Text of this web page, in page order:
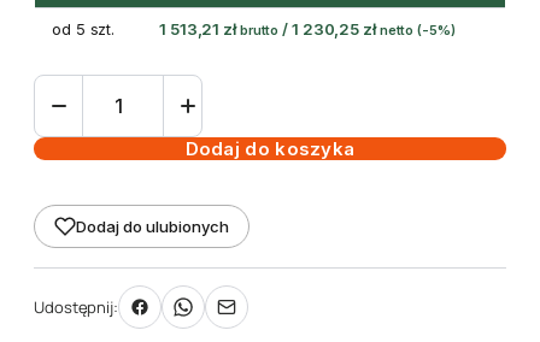
od 5 szt. 1 513,21 zł brutto /1 230,25 zł netto (-5%)
ilość
energooszczędna
BS
200W
Dodaj do koszyka
Dodaj do ulubionych
Udostępnij: